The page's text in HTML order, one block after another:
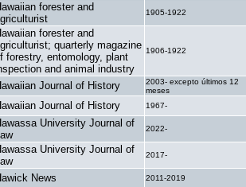
forester and
1905-1922
forester and
quarterly magazine
forestry, entomology, plant
and animal industry
1906-1922
Journal of History
2003- excepto últimos 12
meses
Journal of History 1967-
University Journal of
2022-
University Journal of
2017-
News 2011-2019